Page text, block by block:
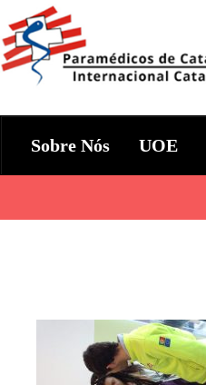
to
content
Sobre Nós UOE